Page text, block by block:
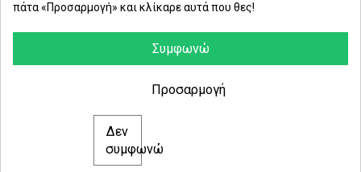
ΕΤΑΙΡΕΙΑ
© 2021 glowpharmacy.gr
πάτα «Προσαρμογή» και κλίκαρε αυτά που θες!
Συμφωνώ
Δεν
συμφωνώ
Προσαρμογή